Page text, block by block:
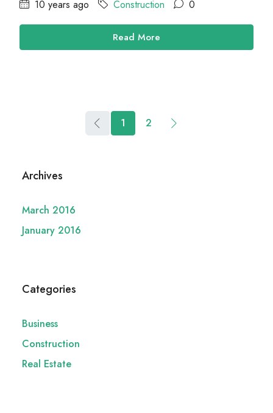
10 years ago Construction 0
Read More
1 2
Archives
March 2016
January 2016
Categories
Business
Construction
Real Estate